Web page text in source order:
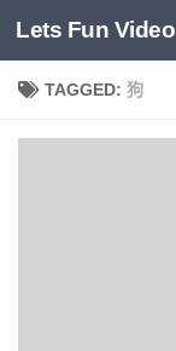
Skip to content
Lets Fun Video
TAGGED: 狗